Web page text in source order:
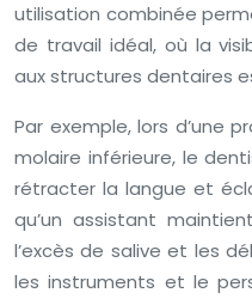
utilisation combinée
de travail idéal, où la
aux structures dentaires
Par exemple, lors d’une
molaire inférieure, le
rétracter la langue et
qu’un assistant
l’excès de salive et les
les instruments et le